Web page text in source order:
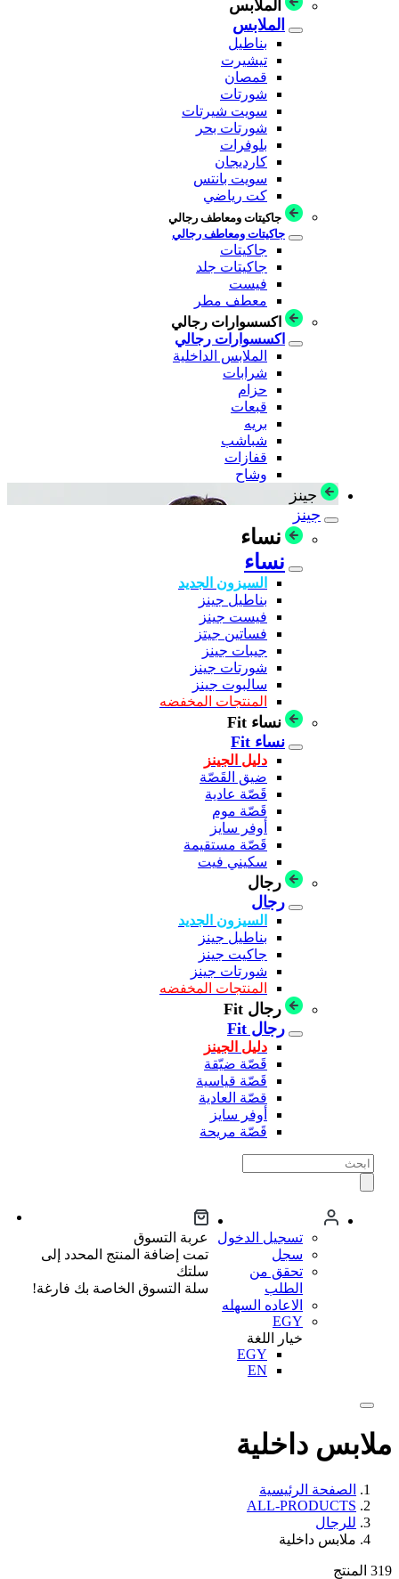
الملابس
الملابس
بناطيل
تيشيرت
قمصان
شورتات
سويت شيرتات
شورتات بحر
بلوفرات
كارديجان
سويت بانتس
كت رياضي
جاكيتات ومعاطف رجالي
جاكيتات ومعاطف رجالي
جاكيتات
جاكيتات جلد
فيست
معطف مطر
اكسسوارات رجالي
اكسسوارات رجالي
الملابس الداخلية
شرابات
حزام
قبعات
بريه
شباشب
قفازات
وشاح
جينز
جينز
نساء
نساء
السيزون الجديد
بناطيل جينز
فيست جينز
فساتين جيتز
جيبات جينز
شورتات جينز
سالبوت جينز
المنتجات المخفضه
نساء Fit
نساء Fit
دليل الجينز
ضيق القَصّة
قَصّة عادية
قَصّة موم
أوفر سايز
قَصّة مستقيمة
سكيني فيت
رجال
رجال
السيزون الجديد
بناطيل جينز
جاكيت جينز
شورتات جينز
المنتجات المخفضه
رجال Fit
رجال Fit
دليل الجينز
قَصّة ضيّقة
قَصّة قياسية
قصّة العادية
أوفر سايز
قَصّة مريحة
تسجيل الدخول
سجل
تحقق من
الطلب
الاعاده السهله
EGY
خيار اللغة
EGY
EN
عربة التسوق
تمت إضافة المنتج المحدد إلى
سلتك
سلة التسوق الخاصة بك فارغة!
ملابس داخلية
الصفحة الرئيسية
ALL-PRODUCTS
للرجال
ملابس داخلية
319 المنتج